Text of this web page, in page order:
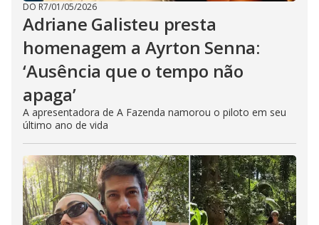
DO R7/01/05/2026
Adriane Galisteu presta
homenagem a Ayrton Senna:
‘Ausência que o tempo não
apaga’
A apresentadora de A Fazenda namorou o piloto em seu
último ano de vida